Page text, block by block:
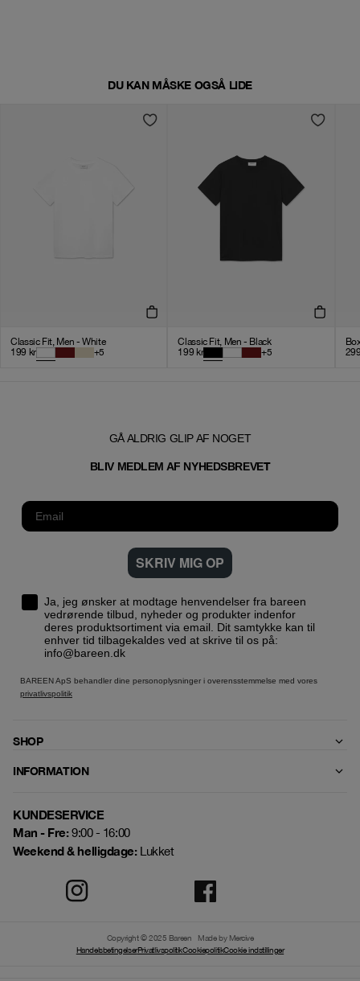
DU KAN MÅSKE OGSÅ LIDE
Classic Fit, Men - White
199 kr +5
Classic Fit, Men - Black
199 kr +5
GÅ ALDRIG GLIP AF NOGET
BLIV MEDLEM AF NYHEDSBREVET
SKRIV MIG OP
Ja, jeg ønsker at modtage henvendelser fra bareen
vedrørende tilbud, nyheder og produkter indenfor
deres produktsortiment via email. Dit samtykke kan til
enhver tid tilbagekaldes ved at skrive til os på:
info@bareen.dk
BAREEN ApS behandler dine personoplysninger i overensstemmelse med vores
privatlivspolitik
SHOP
INFORMATION
KUNDESERVICE
Man - Fre:9:00 - 16:00
Weekend & helligdage:Lukket
Copyright © 2025 Bareen
Made by Mercive
HandelsbetingelserPrivatlivspolitikCookiepolitikCookie indstillinger